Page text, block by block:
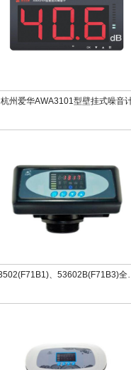
杭州爱华AWA3101型壁挂式噪音